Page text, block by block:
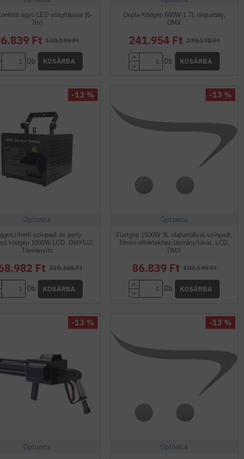
ágyú LED világítással (6-
7m)
Ft 100.199 Ft
Db KOSÁRBA
Dupla Ködgép 600W 1.7L olajtartály,
DMX
241.954 Ft 279.178 Ft
Db KOSÁRBA
-13 %
Optonica
színpadi és party
ködgép 1000W LCD, DMX512,
Távirányító
Ft 310.365 Ft
Db KOSÁRBA
-13 %
Optonica
Füstgép 1500W 3L olajtartállyal színpadi,
filmes effektekhez távirányítóval, LCD,
DMX
86.839 Ft 100.199 Ft
Db KOSÁRBA
-13 %
Optonica
-13 %
Optonica